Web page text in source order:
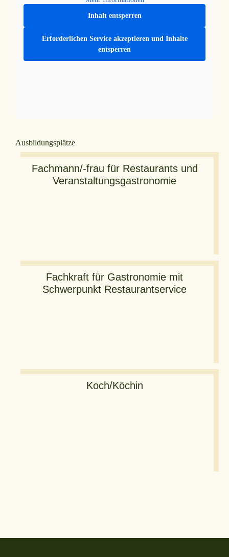
Inhalt entsperren
Erforderlichen Service akzeptieren und Inhalte
entsperren
Ausbildungsplätze
Fachmann/-frau für Restaurants und
Veranstaltungsgastronomie
Fachkraft für Gastronomie mit
Schwerpunkt Restaurantservice
Koch/Köchin